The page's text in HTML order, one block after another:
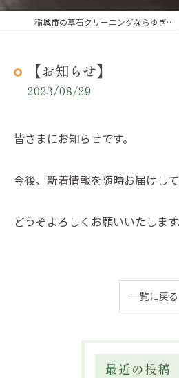
稲城市の墓石クリーニングならゆぎおす
【お知らせ】
2023/08/29
皆さまにお知らせです。
今後、新着情報を随時お届けして
どうぞよろしくお願いいたします
一覧に戻る
最近の投稿